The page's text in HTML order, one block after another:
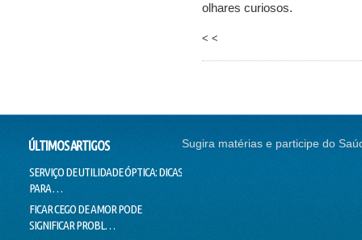
olhares curiosos.
< <
ÚLTIMOS ARTIGOS
SERVIÇO DE UTILIDADE ÓPTICA: DICAS
PARA …
FICAR CEGO DE AMOR PODE
SIGNIFICAR PROBL…
Sugira matérias e participe do